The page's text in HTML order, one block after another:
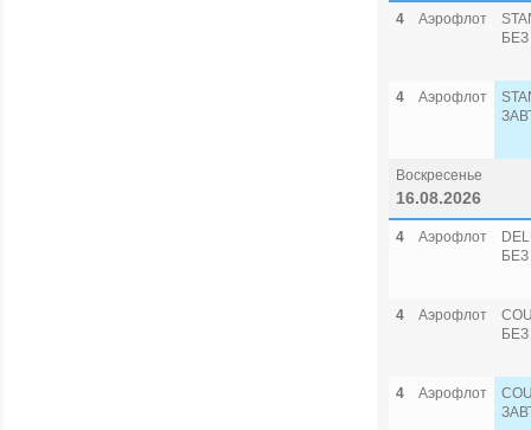
4 Аэрофлот
4 Аэрофлот
Воскресенье
16.08.2026
4 Аэрофлот
4 Аэрофлот
4 Аэрофлот